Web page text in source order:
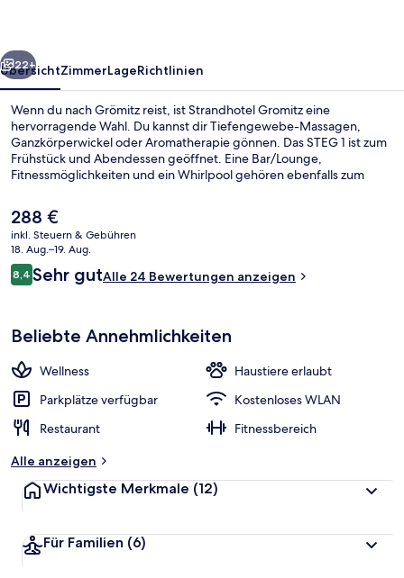
Weiter
22+
ÜbersichtZimmerLageRichtlinien
Wenn du nach Grömitz reist, ist Strandhotel Gromitz eine
hervorragende Wahl. Du kannst dir Tiefengewebe-Massagen,
Ganzkörperwickel oder Aromatherapie gönnen. Das STEG 1 ist zum
Frühstück und Abendessen geöffnet. Eine Bar/Lounge,
Fitnessmöglichkeiten und ein Whirlpool gehören ebenfalls zum
Der
aktuelle
Preis
beträgt
288 €.
288 €
inkl. Steuern & Gebühren
18. Aug.–19. Aug.
Bewertungen
8,48,4 von 10.
Sehr gutAlle 24 Bewertungen anzeigen
Beliebte Annehmlichkeiten
Wellness
Haustiere erlaubt
Parkplätze verfügbar
Kostenloses WLAN
Restaurant
Fitnessbereich
Alle anzeigen
Wichtigste Merkmale (12)
Für Familien (6)